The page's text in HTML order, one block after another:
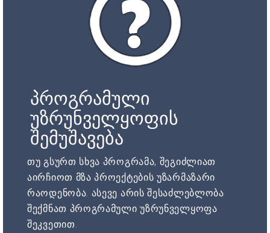
პროგრამული
უზრუნველყოფის
შემუშავება
თუ გსურთ სხვა პროგრამა, შეგიძლიათ
აირჩიოთ მზა პროექტების უზარმაზარი
რაოდენობა. ასევე არის შესაძლებლობა
შექმნათ პროგრამული უზრუნველყოფა
შეკვეთით.